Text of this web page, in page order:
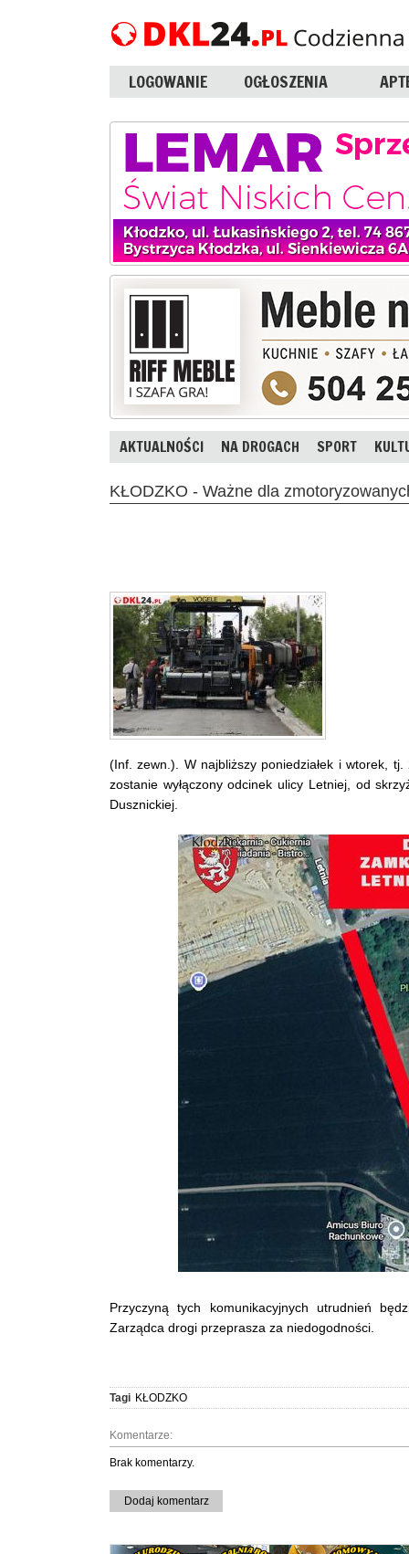
LOGOWANIE OGŁOSZENIA
AKTUALNOŚCI NA DROGACH SPORT
KŁODZKO - Ważne dla
(Inf. zewn.). W najbliższy poniedziałek i wtorek,
zostanie wyłączony odcinek ulicy Letniej, od
Dusznickiej.
Przyczyną tych komunikacyjnych utrudnień
Zarządca drogi przeprasza za niedogodności.
Tagi KŁODZKO
Komentarze:
Brak komentarzy.
Dodaj komentarz